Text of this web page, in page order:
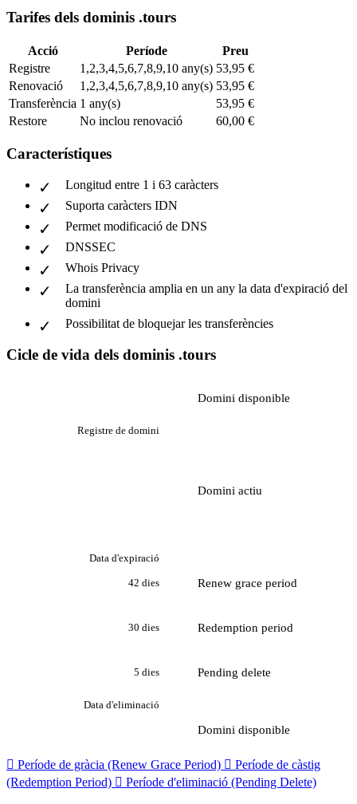
Tarifes dels dominis .tours
Acció Període
Preu
Registre
1,2,3,4,5,6,7,8,9,10 any(s) 53,95 €
Renovació
1,2,3,4,5,6,7,8,9,10 any(s) 53,95 €
Transferència 1 any(s)
53,95 €
Restore
No inclou renovació 60,00 €
Característiques
Longitud entre 1 i 63 caràcters
Suporta caràcters IDN
Permet modificació de DNS
DNSSEC
Whois Privacy
La transferència amplia en un any la data d'expiració del
domini
Possibilitat de bloquejar les transferències
Cicle de vida dels dominis .tours
Domini disponible
Registre de domini
Domini actiu
Data d'expiració
42 dies Renew grace period
30 dies Redemption period
5 dies Pending delete
Data d'eliminació
Domini disponible
 Període de gràcia (Renew Grace Period)  Període de càstig
(Redemption Period)  Període d'eliminació (Pending Delete)